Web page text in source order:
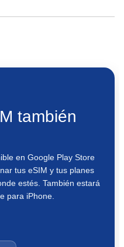
también
en Google Play Store
tus eSIM y tus planes
estés. También estará
para iPhone.